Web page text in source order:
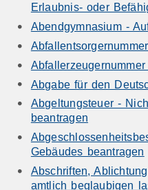
Erlaubnis- oder
Abendgymnasium -
Abgabe für den
Abgeltungsteuer -
beantragen
Gebäudes beantragen
Abschriften,
amtlich beglaubigen